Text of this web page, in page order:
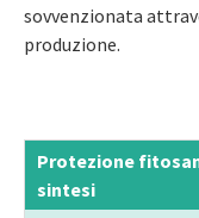
sovvenzionata
produzione.
Protezione
sintesi